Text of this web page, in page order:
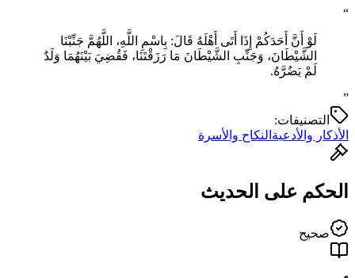
“
لَوْ أَنَّ أَحَدَكُمْ إِذَا أَتَى أَهْلَهُ قَالَ: بِاسْمِ اللَّهِ، اللَّهُمَّ جَنِّبْنَا
الشَّيْطَانَ، وَجَنِّبِ الشَّيْطَانَ مَا رَزَقْتَنَا، فَقُضِيَ بَيْنَهُمَا وَلَدٌ
لَمْ يَضُرَّهُ.
”
التصنيفات:
الأذكار والأدعية النكاح والأسرة
الحكم على الحديث
صحيح